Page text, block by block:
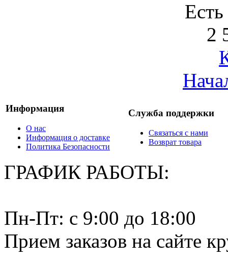
2
Информация
О нас
Информация о доставке
Политика Безопасности
Служба поддержки
Связаться с нами
Возврат товара
ГРАФИК РАБОТЫ:
Пн-Пт: c 9:00 до 18:00
Прием заказов на сайте